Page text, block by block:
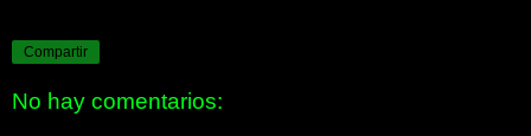
Compartir
No hay comentarios: